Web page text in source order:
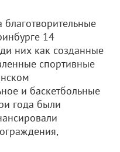
благотворительные
14
них как созданные
спортивные
и баскетбольные
года были